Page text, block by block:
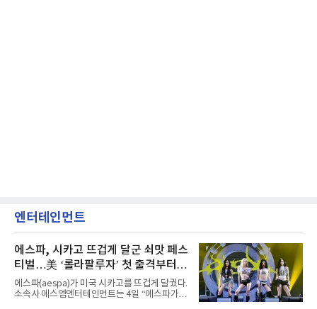
엔터테인먼트
에스파, 시카고 뜨겁게 달군 쇠맛 페스
티벌…美 ‘롤라팔루자’ 첫 출격부터
증명한 존재감
에스파(aespa)가 미국 시카고를 뜨겁게 달궜다.
소속사 에스엠엔터테인먼트는 4일 “에스파가